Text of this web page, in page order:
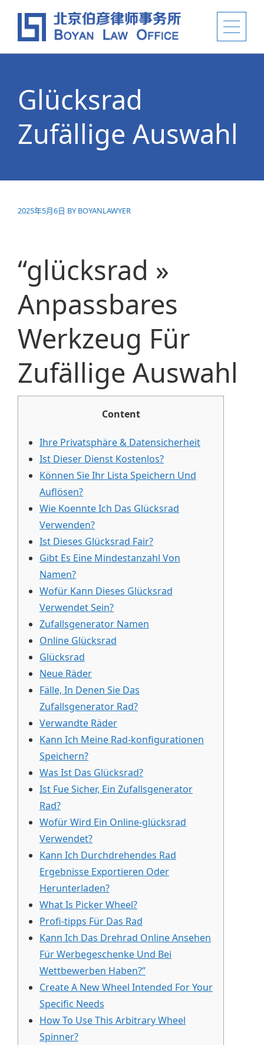
Glücksrad
Zufällige Auswahl
2025年5月6日 BY BOYANLAWYER
“glücksrad »
Anpassbares
Werkzeug Für
Zufällige Auswahl
Content
Ihre Privatsphäre & Datensicherheit
Ist Dieser Dienst Kostenlos?
Können Sie Ihr Lista Speichern Und
Auflösen?
Wie Koennte Ich Das Glücksrad
Verwenden?
Ist Dieses Glücksrad Fair?
Gibt Es Eine Mindestanzahl Von
Namen?
Wofür Kann Dieses Glücksrad
Verwendet Sein?
Zufallsgenerator Namen
Online Glücksrad
Glücksrad
Neue Räder
Fälle, In Denen Sie Das
Zufallsgenerator Rad?
Verwandte Räder
Kann Ich Meine Rad-konfigurationen
Speichern?
Was Ist Das Glücksrad?
Ist Fue Sicher, Ein Zufallsgenerator
Rad?
Wofür Wird Ein Online-glücksrad
Verwendet?
Kann Ich Durchdrehendes Rad
Ergebnisse Exportieren Oder
Herunterladen?
What Is Picker Wheel?
Profi-tipps Für Das Rad
Kann Ich Das Drehrad Online Ansehen
Für Werbegeschenke Und Bei
Wettbewerben Haben?”
Create A New Wheel Intended For Your
Specific Needs
How To Use This Arbitrary Wheel
Spinner?